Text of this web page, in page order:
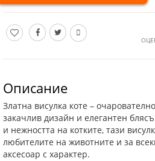
Описание
Златна висулка коте –
закачлив дизайн и елегантен
и нежността на котките, тази
любителите на животните и за
аксесоар с характер.